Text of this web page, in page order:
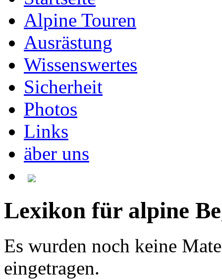
Alpine Touren
Ausrästung
Wissenswertes
Sicherheit
Photos
Links
äber uns
Lexikon für alpine
Es wurden noch keine
eingetragen.